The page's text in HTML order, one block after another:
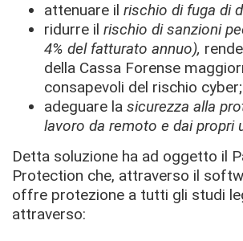
attenuare il rischio di fuga di
ridurre il rischio di sanzioni
4% del fatturato annuo),
della Cassa Forense
consapevoli del rischio cyber;
adeguare la sicurezza alla
lavoro da remoto e dai propri
Detta soluzione ha ad oggetto il
Protection che, attraverso il
offre protezione a tutti gli studi
attraverso: